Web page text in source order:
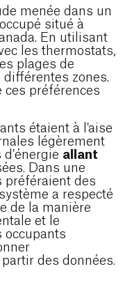
menée dans un
situé à
En utilisant
les thermostats,
plages de
zones.
préférences
étaient à l'aise
légèrement
d'énergie allant
Dans une
préféraient des
a respecté
de la manière
et le
des données.